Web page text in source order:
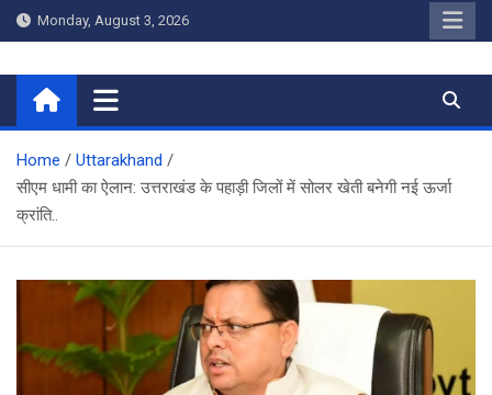
Skip
to
Monday, August 3, 2026
Home
Home
Uttarakhand
सीएम धामी का ऐलान: उत्तराखंड के पहाड़ी जिलों में सोलर खेती बनेगी नई ऊर्जा
क्रांति..